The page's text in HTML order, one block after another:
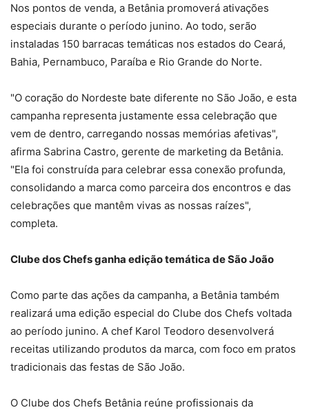
Nos pontos de venda, a Betânia promoverá ativações
especiais durante o período junino. Ao todo, serão
instaladas 150 barracas temáticas nos estados do Ceará,
Bahia, Pernambuco, Paraíba e Rio Grande do Norte.
"O coração do Nordeste bate diferente no São João, e esta
campanha representa justamente essa celebração que
vem de dentro, carregando nossas memórias afetivas",
afirma Sabrina Castro, gerente de marketing da Betânia.
"Ela foi construída para celebrar essa conexão profunda,
consolidando a marca como parceira dos encontros e das
celebrações que mantêm vivas as nossas raízes",
completa.
Clube dos Chefs ganha edição temática de São João
Como parte das ações da campanha, a Betânia também
realizará uma edição especial do Clube dos Chefs voltada
ao período junino. A chef Karol Teodoro desenvolverá
receitas utilizando produtos da marca, com foco em pratos
tradicionais das festas de São João.
O Clube dos Chefs Betânia reúne profissionais da